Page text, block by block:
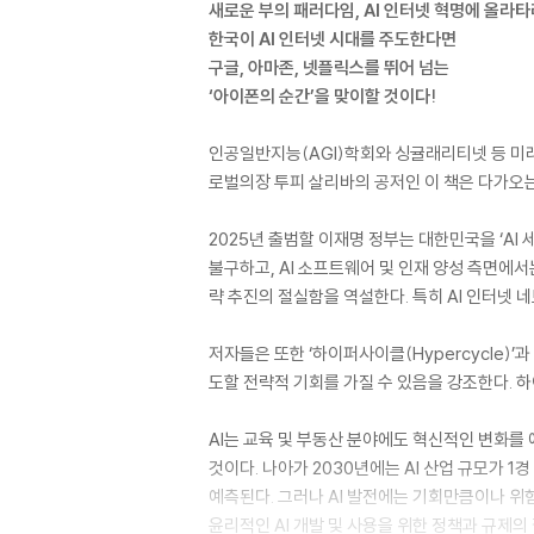
새로운 부의 패러다임, AI 인터넷 혁명에 올라
한국이 AI 인터넷 시대를 주도한다면
구글, 아마존, 넷플릭스를 뛰어 넘는
‘아이폰의 순간’을 맞이할 것이다!
인공일반지능(AGI)학회와 싱귤래리티넷 등 미
로벌의장 투피 살리바의 공저인 이 책은 다가오
2025년 출범할 이재명 정부는 대한민국을 ‘AI
불구하고, AI 소프트웨어 및 인재 양성 측면에
략 추진의 절실함을 역설한다. 특히 AI 인터넷
저자들은 또한 ‘하이퍼사이클(Hypercycle)’과
도할 전략적 기회를 가질 수 있음을 강조한다.
AI는 교육 및 부동산 분야에도 혁신적인 변화
것이다. 나아가 2030년에는 AI 산업 규모가 1
예측된다. 그러나 AI 발전에는 기회만큼이나
윤리적인 AI 개발 및 사용을 위한 정책과 규제